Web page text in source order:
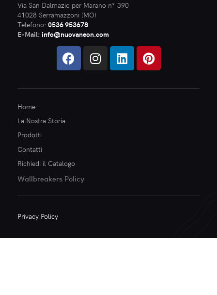
Via San Dalmazio per Marano n° 390
41028 Serramazzoni (MO)
Telefono: 0536 953678
E-Mail: info@nuovaneon.com
Home
La Nostra Storia
Prodotti
Contatti
Richiedi il Catalogo
Wallbreakers Policy
Privacy Policy